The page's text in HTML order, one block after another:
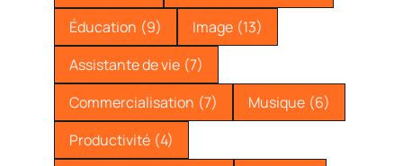
Éducation (9) Image (13)
Assistante de vie (7)
Commercialisation (7) Musique (6)
Productivité (4)